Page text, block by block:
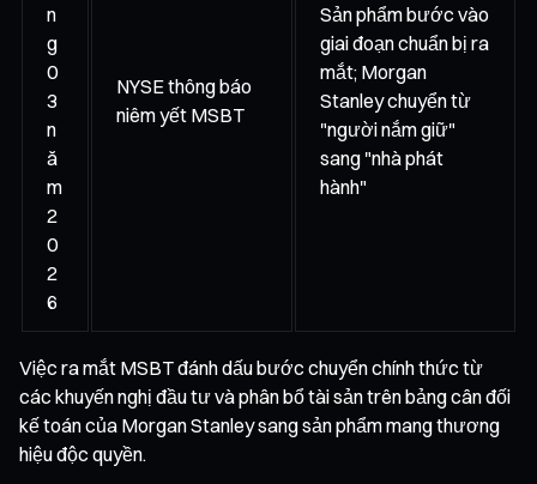
n
g
0
3
n
ă
m
2
0
2
6
NYSE thông báo
niêm yết MSBT
Sản phẩm bước vào
giai đoạn chuẩn bị ra
mắt; Morgan
Stanley chuyển từ
"người nắm giữ"
sang "nhà phát
hành"
Việc ra mắt MSBT đánh dấu bước chuyển chính thức từ
các khuyến nghị đầu tư và phân bổ tài sản trên bảng cân đối
kế toán của Morgan Stanley sang sản phẩm mang thương
hiệu độc quyền.